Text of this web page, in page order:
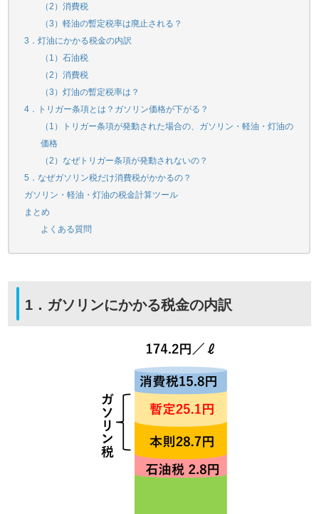
（2）消費税
（3）軽油の暫定税率は廃止される？
3．灯油にかかる税金の内訳
（1）石油税
（2）消費税
（3）灯油の暫定税率は？
4．トリガー条項とは？ガソリン価格が下がる？
（1）トリガー条項が発動された場合の、ガソリン・軽油・灯油の
価格
（2）なぜトリガー条項が発動されないの？
5．なぜガソリン税だけ消費税がかかるの？
ガソリン・軽油・灯油の税金計算ツール
まとめ
よくある質問
1．ガソリンにかかる税金の内訳